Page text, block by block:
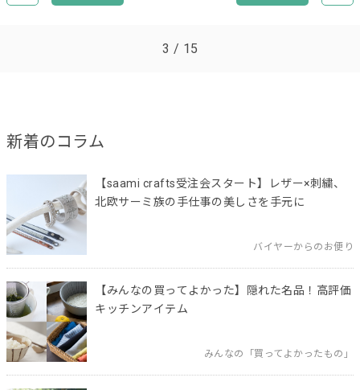
3 / 15
新着のコラム
【saami crafts受注会スタート】レザー×刺繍、
北欧サーミ族の手仕事の美しさを手元に
バイヤーからのお便り
【みんなの買ってよかった】隠れた名品！高評価
キッチンアイテム
みんなの「買ってよかったもの」